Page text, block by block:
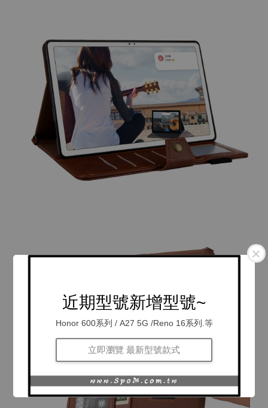
近期型號新增型號~
Honor 600系列 / A27 5G /Reno 16系列.等
立即瀏覽 最新型號款式